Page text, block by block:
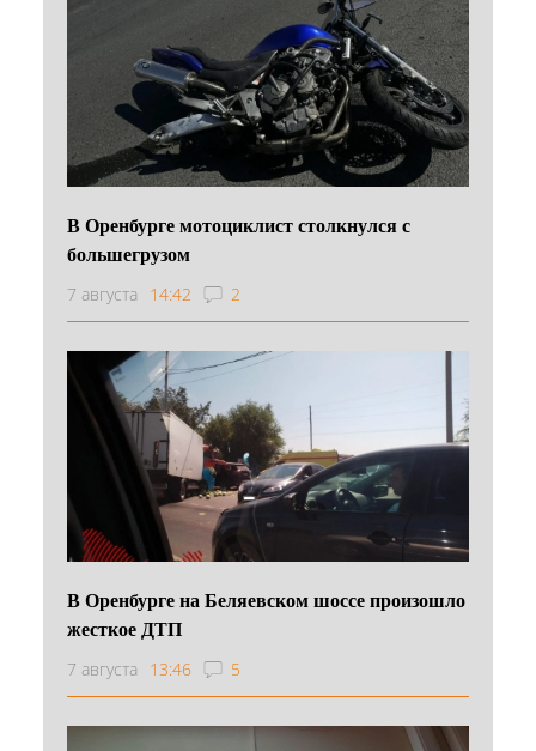
В Оренбурге мотоциклист столкнулся с
большегрузом
7 августа 14:42 2
В Оренбурге на Беляевском шоссе произошло
жесткое ДТП
7 августа 13:46 5